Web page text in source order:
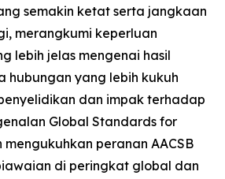
semakin ketat serta jangkaan
merangkumi keperluan
lebih jelas mengenai hasil
hubungan yang lebih kukuh
dan impak terhadap
Global Standards for
mengukuhkan peranan AACSB
di peringkat global dan